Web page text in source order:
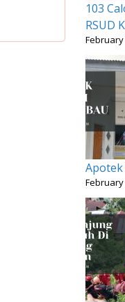
103
RSUD
February
Apotek
February